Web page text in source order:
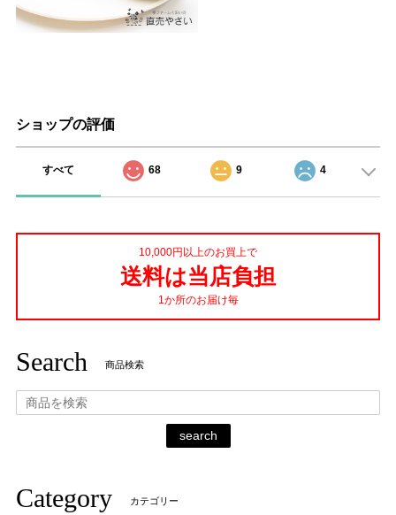
ショップの評価
すべて 68 9 4
10,000円以上のお買上で
送料は当店負担
1か所のお届け毎
Search 商品検索
search
Category カテゴリー